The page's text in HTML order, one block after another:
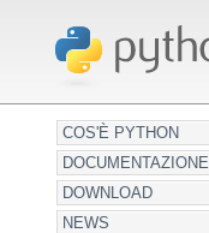
COS'È PYTHON
DOCUMENTAZIONE
DOWNLOAD
NEWS